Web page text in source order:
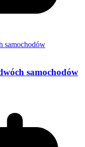
samochodów